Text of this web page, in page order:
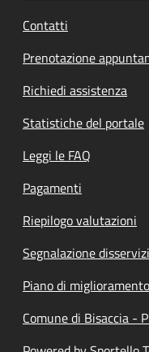
Contatti
Prenotazione
Richiedi assistenza
Statistiche del portale
Leggi le FAQ
Pagamenti
Riepilogo valutazioni
Segnalazione
Piano di
Comune di Bisaccia -